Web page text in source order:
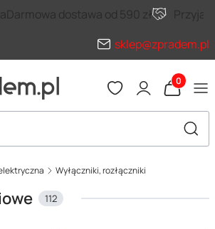
Darmowa dostawa od 590 zł
sklep@zpradem.pl
Produkty
Wyłączniki, rozłączniki
112